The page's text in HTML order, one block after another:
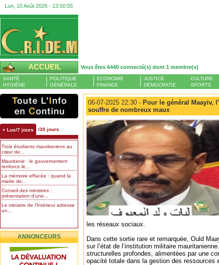
Lun, 10 Août 2026 - 13:50:55
ACCUEIL Vous êtes 6440 connecté(s) dont 1 membre(s)
SANTÉ
HYGIÈNE
POLITIQUE
GÉNÉRALE
ECONOMIE
FINANCE
JUSTICE
DÉMOCRATIE
CULTURE
SPORTS
+ Lus/7 jours /30 jours
Trois étudiants mauritaniens au
cœur de...
Mauritanie : le gouvernement
renforce le...
La mémoire effacée : quand la
mairie de...
Conseil des ministres :
présentation d’une...
Le ministre de l’Intérieur adresse
un...
ANNONCEURS
06-07-2025 22:30 - Pour le général Maayiv,
souffre de nombreux maux
les réseaux sociaux.
Dans cette sortie rare et remarquée, Ould
sur l’état de l’institution militaire
structurelles profondes, alimentées par une
opacité totale dans la gestion des ressources